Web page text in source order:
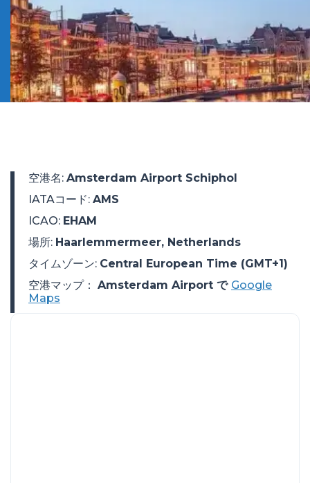
空港名: Amsterdam Airport Schiphol
IATAコード: AMS
ICAO: EHAM
場所: Haarlemmermeer, Netherlands
タイムゾーン: Central European Time (GMT+1)
空港マップ： Amsterdam Airport で Google
Maps